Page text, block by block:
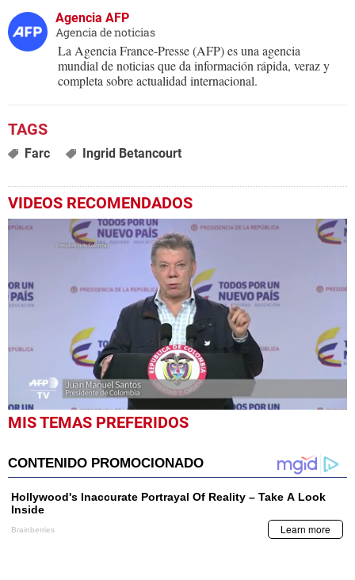
Agencia AFP
Agencia de noticias
La Agencia France-Presse (AFP) es una agencia
mundial de noticias que da información rápida, veraz y
completa sobre actualidad internacional.
Farc Ingrid Betancourt
VIDEOS RECOMENDADOS
0
seconds
minute,
21
seconds
MIS TEMAS PREFERIDOS